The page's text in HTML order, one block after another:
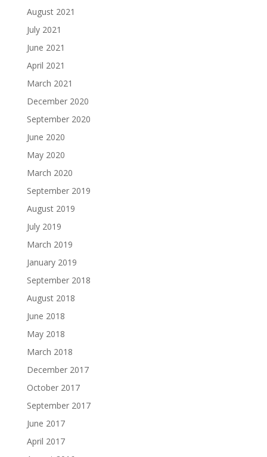
August 2021
July 2021
June 2021
April 2021
March 2021
December 2020
September 2020
June 2020
May 2020
March 2020
September 2019
August 2019
July 2019
March 2019
January 2019
September 2018
August 2018
June 2018
May 2018
March 2018
December 2017
October 2017
September 2017
June 2017
April 2017